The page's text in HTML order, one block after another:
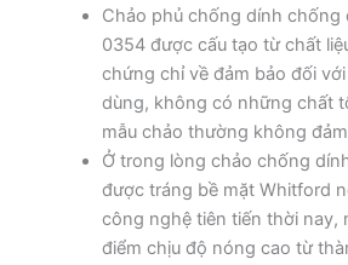
Chảo phủ chống dính chống
0354 được cấu tạo từ chất
chứng chỉ về đảm bảo đối
dùng, không có những chất
mẫu chảo thường không
Ở trong lòng chảo chống
được tráng bề mặt Whitford
công nghệ tiên tiến thời nay,
điểm chịu độ nóng cao từ